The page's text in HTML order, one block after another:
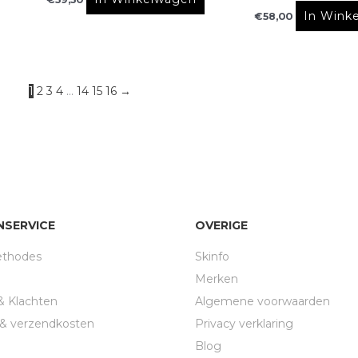
€58,00 In
1 2 3 4 … 14 15 16 →
Klachten
verzendkosten
OVERIGE
Skinfo
Merken
Algemene voorwaarden
Privacy verklaring
Blog